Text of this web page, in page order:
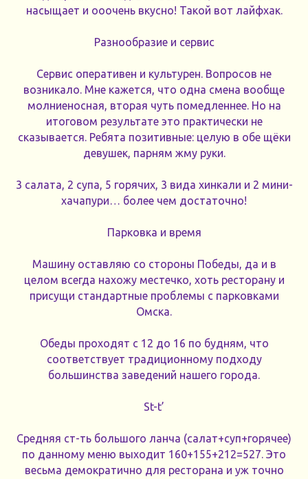
насыщает и ооочень вкусно! Такой вот лайфхак.
Разнообразие и сервис
Сервис оперативен и культурен. Вопросов не
возникало. Мне кажется, что одна смена вообще
молниеносная, вторая чуть помедленнее. Но на
итоговом результате это практически не
сказывается. Ребята позитивные: целую в обе щёки
девушек, парням жму руки.
3 салата, 2 супа, 5 горячих, 3 вида хинкали и 2 мини-
хачапури… более чем достаточно!
Парковка и время
Машину оставляю со стороны Победы, да и в
целом всегда нахожу местечко, хоть ресторану и
присущи стандартные проблемы с парковками
Омска.
Обеды проходят с 12 до 16 по будням, что
соответствует традиционному подходу
большинства заведений нашего города.
St-t’
Средняя ст-ть большого ланча (салат+суп+горячее)
по данному меню выходит 160+155+212=527. Это
весьма демократично для ресторана и уж точно